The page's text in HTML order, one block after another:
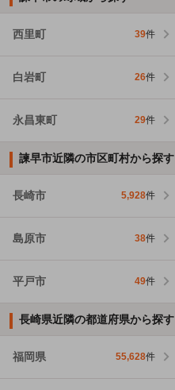
西里町 39件
白岩町 26件
永昌東町 29件
諫早市近隣の市区町村から探す
長崎市 5,928件
島原市 38件
平戸市 49件
長崎県近隣の都道府県から探す
福岡県 55,628件